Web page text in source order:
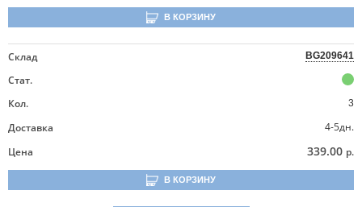
В КОРЗИНУ
Склад BG209641
Стат.
Кол.
3
Доставка
4-5дн.
Цена
339.00 р.
В КОРЗИНУ